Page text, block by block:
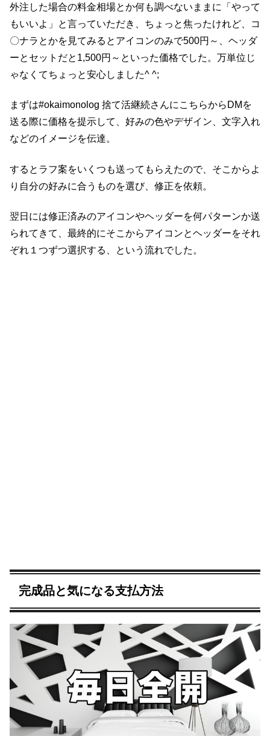
外注した場合の料金相場とか何も調べないままに「やって
もいいよ」と言っていただき、ちょっと焦ったけれど、コ
〇ナラとかを見てみるとアイコンのみで500円～、ヘッダ
ーとセットだと1,500円～といった価格でした。万単位じ
ゃなくてちょっと安心しました^ ^;
まずは#okaimonolog 捨て活継続さんにこちらからDMを
送る際に価格を提示して、好みの色やデザイン、文字入れ
などのイメージを伝達。
するとラフ案をいくつも送ってもらえたので、そこからよ
り自分の好みに合うものを選び、修正を依頼。
翌日には修正済みのアイコンやヘッダーを何パターンか送
られてきて、最終的にそこからアイコンとヘッダーをそれ
ぞれ１つずつ選択する、という流れでした。
完成品と気になる支払方法